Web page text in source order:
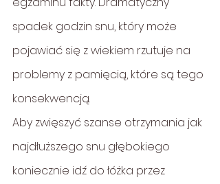
spadek godzin snu, który może
pojawiać się z wiekiem rzutuje na
problemy z pamięcią, które są tego
konsekwencją.
Aby zwięszyć szanse otrzymania jak
najdłuższego snu głębokiego
koniecznie idź do łóżka przez